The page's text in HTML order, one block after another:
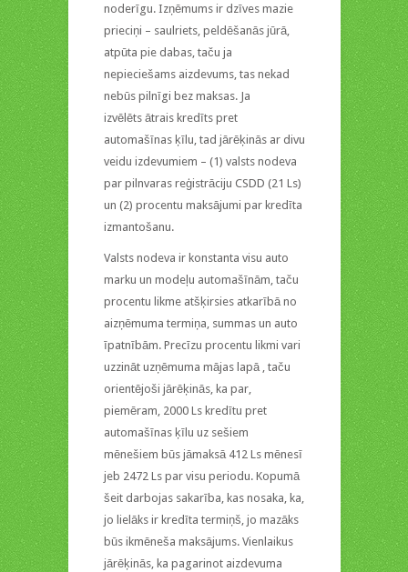
noderīgu. Izņēmums ir dzīves mazie
prieciņi – saulriets, peldēšanās jūrā,
atpūta pie dabas, taču ja
nepieciešams aizdevums, tas nekad
nebūs pilnīgi bez maksas. Ja
izvēlēts ātrais kredīts pret
automašīnas ķīlu, tad jārēķinās ar divu
veidu izdevumiem – (1) valsts nodeva
par pilnvaras reģistrāciju CSDD (21 Ls)
un (2) procentu maksājumi par kredīta
izmantošanu.
Valsts nodeva ir konstanta visu auto
marku un modeļu automašīnām, taču
procentu likme atšķirsies atkarībā no
aizņēmuma termiņa, summas un auto
īpatnībām. Precīzu procentu likmi vari
uzzināt uzņēmuma mājas lapā , taču
orientējoši jārēķinās, ka par,
piemēram, 2000 Ls kredītu pret
automašīnas ķīlu uz sešiem
mēnešiem būs jāmaksā 412 Ls mēnesī
jeb 2472 Ls par visu periodu. Kopumā
šeit darbojas sakarība, kas nosaka, ka,
jo lielāks ir kredīta termiņš, jo mazāks
būs ikmēneša maksājums. Vienlaikus
jārēķinās, ka pagarinot aizdevuma